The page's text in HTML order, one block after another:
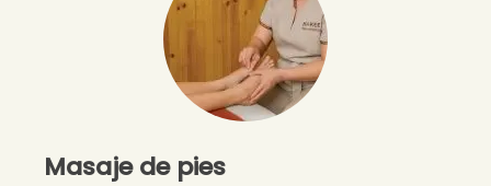
Masaje de pies